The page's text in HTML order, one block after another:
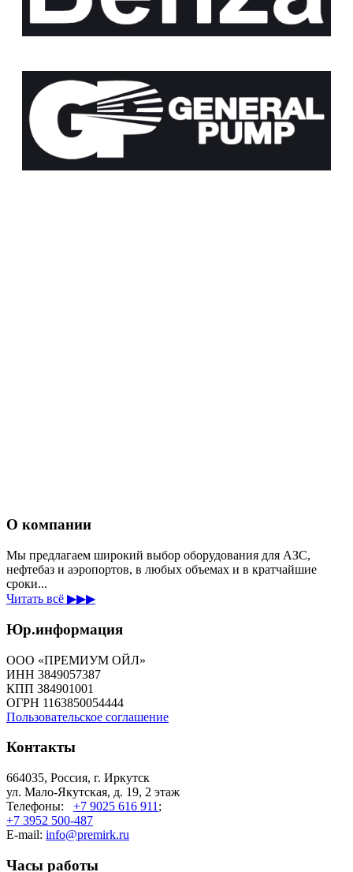
О компании
Мы предлагаем широкий выбор оборудования для АЗС,
нефтебаз и аэропортов, в любых объемах и в кратчайшие
сроки...
Читать всё ▶▶▶
Юр.информация
ООО «ПРЕМИУМ ОЙЛ»
ИНН 3849057387
КПП 384901001
ОГРН 1163850054444
Пользовательское соглашение
Контакты
664035, Россия, г. Иркутск
ул. Мало-Якутская, д. 19, 2 этаж
Телефоны: +7 9025 616 911 ;
+7 3952 500-487
E-mail: info@premirk.ru
Часы работы